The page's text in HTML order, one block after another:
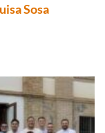
Sosa